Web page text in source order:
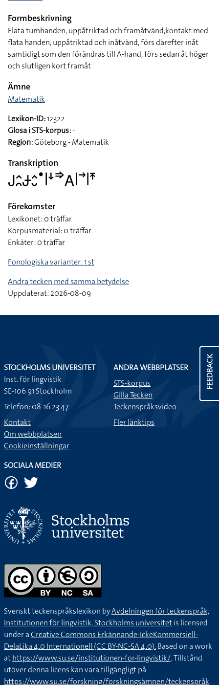
Formbeskrivning
Flata tumhanden, uppåtriktad och framåtvänd,kontakt med
flata handen, uppåtriktad och inåtvänd, förs därefter inåt
samtidigt som den förändras till A-hand, förs sedan åt höger
och slutligen kort framåt
Ämne
Matematik
Lexikon-ID:12322
Glosa i STS-korpus:-
Region:Göteborg - Matematik
Transkription
􌤢􌤵􌥘􌥂􌤵􌤷􌤟􌥼􌦄􌦆􌤤􌥼􌥣􌥼􌥵
Förekomster
Lexikonet: 0 träffar
Korpusmaterial: 0 träffar
Enkäter: 0 träffar
Fonologiska varianter: 1 st
Andra tecken med samma betydelse
Uppdaterat: 2026-08-09
FEEDBACK
STOCKHOLMS UNIVERSITET
Inst. för lingvistik
SE-106 91 Stockholm
Telefon: 08-16 23 47
Kontakt
Om webbplatsen
Cookieinställningar
ANDRA WEBBPLATSER
STS-korpus
Gilla Tecken
Teckenspråksvideo
Fler länktips
SOCIALA MEDIER
Svenskt teckenspråkslexikon byAvdelningen för teckenspråk,
Institutionen för lingvistik, Stockholms universitetis licensed
under aCreative Commons Erkännande-IckeKommersiell-
DelaLika 4.0 Internationell (CC BY-NC-SA 4.0).Based on a work
athttps://www.su.se/institutionen-for-lingvistik/. Tillstånd
utöver denna licens kan vara tillgängligt på
https://www.su.se/forskning/forskningsämnen/teckenspråk.